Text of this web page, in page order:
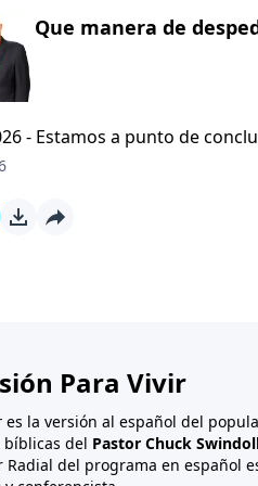
Que manera de
- Estamos a punto de
Contagioso. En este escrito vemos una despedida
espirituales con una
Para Vivir
es la versión al español del
bíblicas del Pastor Chuck
Radial del programa en español